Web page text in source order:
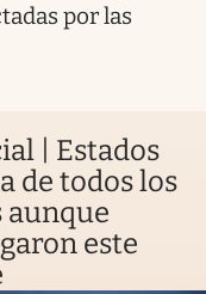
por las
| Estados
de todos los
aunque
este